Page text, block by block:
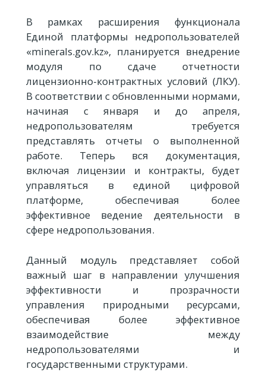
В рамках расширения функционала
Единой платформы недропользователей
«minerals.gov.kz», планируется внедрение
модуля по сдаче отчетности
лицензионно-контрактных условий (ЛКУ).
В соответствии с обновленными нормами,
начиная с января и до апреля,
недропользователям требуется
представлять отчеты о выполненной
работе. Теперь вся документация,
включая лицензии и контракты, будет
управляться в единой цифровой
платформе, обеспечивая более
эффективное ведение деятельности в
сфере недропользования.
Данный модуль представляет собой
важный шаг в направлении улучшения
эффективности и прозрачности
управления природными ресурсами,
обеспечивая более эффективное
взаимодействие между
недропользователями и
государственными структурами.